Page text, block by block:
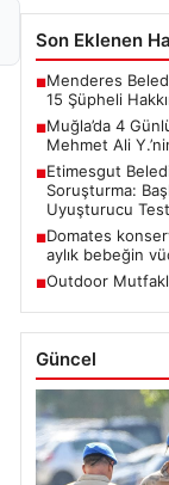
Son Eklenen
■Menderes
15 Şüpheli
■Muğla’da 4
Mehmet Ali
■Etimesgut
Soruşturma:
Uyuşturucu
■Domates
aylık bebeğin
■Outdoor
Güncel